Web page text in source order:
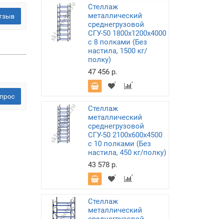
Стеллаж
металлический
среднегрузовой
СГУ-50 1800х1200х4000
с 8 полками (Без
настила, 1500 кг/
полку)
47 456 р.
Стеллаж
металлический
среднегрузовой
СГУ-50 2100х600х4500
с 10 полками (Без
настила, 450 кг/полку)
43 578 р.
Стеллаж
металлический